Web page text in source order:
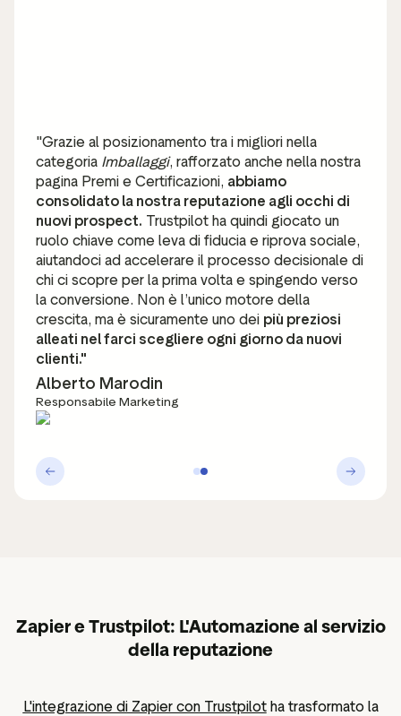
"Grazie al posizionamento tra i migliori nella
categoria Imballaggi, rafforzato anche nella nostra
pagina Premi e Certificazioni, abbiamo
consolidato la nostra reputazione agli occhi di
nuovi prospect. Trustpilot ha quindi giocato un
ruolo chiave come leva di fiducia e riprova sociale,
aiutandoci ad accelerare il processo decisionale di
chi ci scopre per la prima volta e spingendo verso
la conversione. Non è l’unico motore della
crescita, ma è sicuramente uno dei più preziosi
alleati nel farci scegliere ogni giorno da nuovi
clienti."
Alberto Marodin
Responsabile Marketing
Zapier e Trustpilot: L'Automazione al servizio
della reputazione
L'integrazione di Zapier con Trustpilotha trasformato la